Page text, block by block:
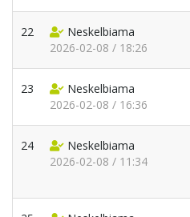
22
Neskelbiama
2026-02-08 / 18:26
23
Neskelbiama
2026-02-08 / 16:36
24
Neskelbiama
2026-02-08 / 11:34